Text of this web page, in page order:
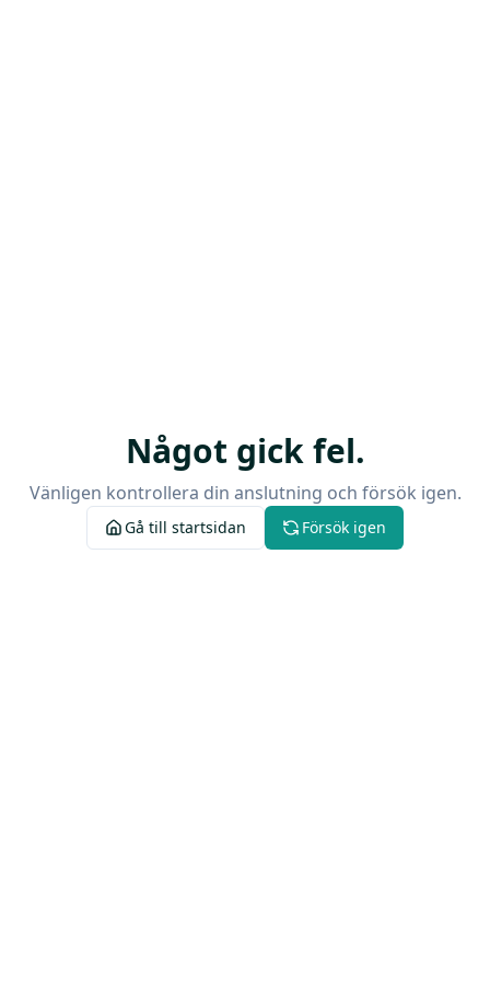
Något gick fel.
Vänligen kontrollera din anslutning och försök igen.
Gå till startsidan Försök igen